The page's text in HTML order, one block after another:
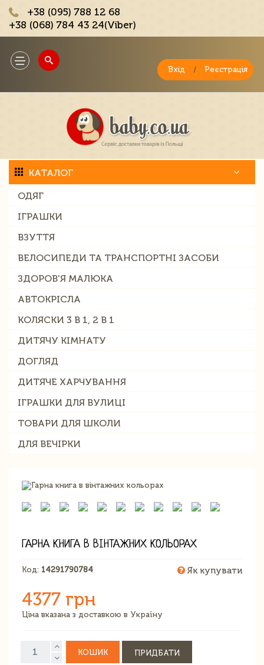
+38 (095) 788 12 68
+38 (068) 784 43 24(Viber)
Toggle
navigation
Вхід / Реєстрація
КАТАЛОГ
ОДЯГ
ІГРАШКИ
ВЗУТТЯ
ВЕЛОСИПЕДИ ТА ТРАНСПОРТНІ ЗАСОБИ
ЗДОРОВ'Я МАЛЮКА
АВТОКРІСЛА
КОЛЯСКИ 3 В 1, 2 В 1
ДИТЯЧУ КІМНАТУ
ДОГЛЯД
ДИТЯЧЕ ХАРЧУВАННЯ
ІГРАШКИ ДЛЯ ВУЛИЦІ
ТОВАРИ ДЛЯ ШКОЛИ
ДЛЯ ВЕЧІРКИ
ГАРНА КНИГА В ВІНТАЖНИХ КОЛЬОРАХ
Код: 14291790784 Як купувати
4377 грн
Ціна вказана з доставкою в Україну
КОШИК ПРИДБАТИ